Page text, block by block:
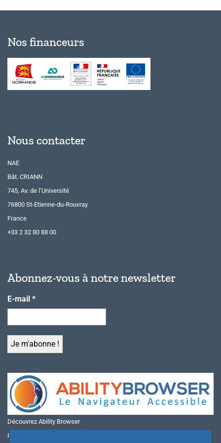
Nos financeurs
Nous contacter
NAE
Bât. CRIANN
745, Av. de l’Université
76800 St-Etienne-du-Rouvray
France
+33 2 32 80 88 00
Abonnez-vous à notre newsletter
E-mail *
Découvrez Ability Browser
Installer Ability Browser sur Windows